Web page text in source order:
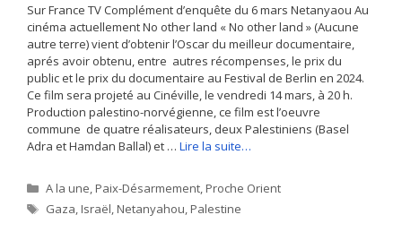
Sur France TV Complément d’enquête du 6 mars Netanyaou Au
cinéma actuellement No other land « No other land » (Aucune
autre terre) vient d’obtenir l’Oscar du meilleur documentaire,
aprés avoir obtenu, entre autres récompenses, le prix du
public et le prix du documentaire au Festival de Berlin en 2024.
Ce film sera projeté au Cinéville, le vendredi 14 mars, à 20 h.
Production palestino-norvégienne, ce film est l’oeuvre
commune de quatre réalisateurs, deux Palestiniens (Basel
Adra et Hamdan Ballal) et … Lire la suite…
Catégories
A la une,Paix-Désarmement,Proche Orient
Étiquettes
Gaza,Israël,Netanyahou,Palestine